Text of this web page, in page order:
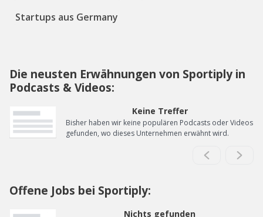
Startups aus Germany
Die neusten Erwähnungen von Sportiply in
Podcasts & Videos:
Keine Treffer
Bisher haben wir keine populären Podcasts oder Videos
gefunden, wo dieses Unternehmen erwähnt wird.
Offene Jobs bei Sportiply:
Nichts gefunden